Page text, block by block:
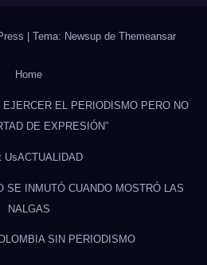
Tema: Newsup de Themeansar
Home
EL PERIODISMO PERO NO
DE EXPRESIÓN”
UsACTUALIDAD
SE INMUTÓ CUANDO MOSTRÓ LAS
NALGAS
SIN PERIODISMO